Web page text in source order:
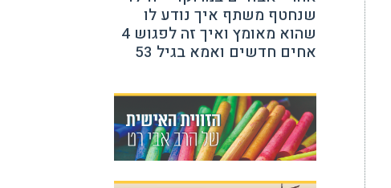
שנחטף משתף איך נודע לו
שהוא מאומץ ואיך זה לפגוש 4
אחים חדשים ואמא בגיל 53